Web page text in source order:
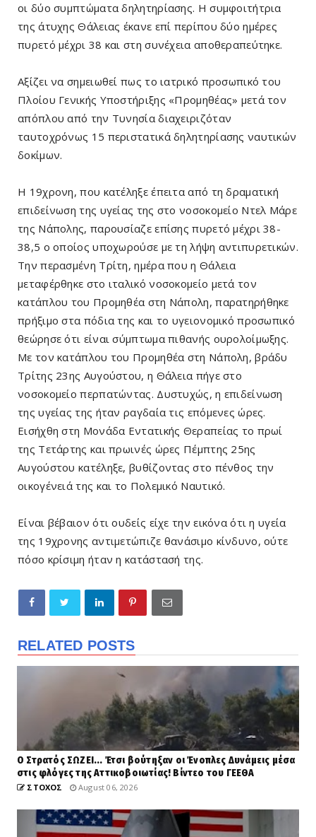
οι δύο συμπτώματα δηλητηρίασης. Η συμφοιτήτρια
της άτυχης Θάλειας έκανε επί περίπου δύο ημέρες
πυρετό μέχρι 38 και στη συνέχεια αποθεραπεύτηκε.
Αξίζει να σημειωθεί πως το ιατρικό προσωπικό του
Πλοίου Γενικής Υποστήριξης «Προμηθέας» μετά τον
απόπλου από την Τυνησία διαχειριζόταν
ταυτοχρόνως 15 περιστατικά δηλητηρίασης ναυτικών
δοκίμων.
Η 19χρονη, που κατέληξε έπειτα από τη δραματική
επιδείνωση της υγείας της στο νοσοκομείο Ντελ Μάρε
της Νάπολης, παρουσίαζε επίσης πυρετό μέχρι 38-
38,5 ο οποίος υποχωρούσε με τη λήψη αντιπυρετικών.
Την περασμένη Τρίτη, ημέρα που η Θάλεια
μεταφέρθηκε στο ιταλικό νοσοκομείο μετά τον
κατάπλου του Προμηθέα στη Νάπολη, παρατηρήθηκε
πρήξιμο στα πόδια της και το υγειονομικό προσωπικό
θεώρησε ότι είναι σύμπτωμα πιθανής ουρολοίμωξης.
Με τον κατάπλου του Προμηθέα στη Νάπολη, βράδυ
Τρίτης 23ης Αυγούστου, η Θάλεια πήγε στο
νοσοκομείο περπατώντας. Δυστυχώς, η επιδείνωση
της υγείας της ήταν ραγδαία τις επόμενες ώρες.
Εισήχθη στη Μονάδα Εντατικής Θεραπείας το πρωί
της Τετάρτης και πρωινές ώρες Πέμπτης 25ης
Αυγούστου κατέληξε, βυθίζοντας στο πένθος την
οικογένειά της και το Πολεμικό Ναυτικό.
Είναι βέβαιον ότι ουδείς είχε την εικόνα ότι η υγεία
της 19χρονης αντιμετώπιζε θανάσιμο κίνδυνο, ούτε
πόσο κρίσιμη ήταν η κατάστασή της.
RELATED POSTS
Ο Στρατός ΣΩΖΕΙ... Έτσι βούτηξαν οι Ένοπλες Δυνάμεις μέσα
στις φλόγες της Αττικοβοιωτίας! Βίντεο του ΓΕΕΘΑ
ΣΤΟΧΟΣ August 06, 2026